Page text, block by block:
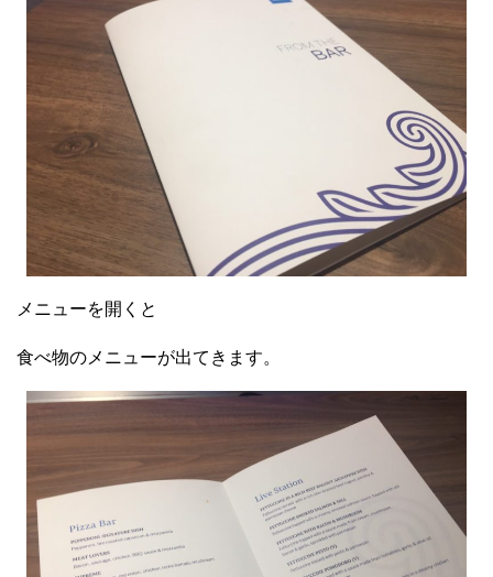
メニューを開くと
食べ物のメニューが出てきます。